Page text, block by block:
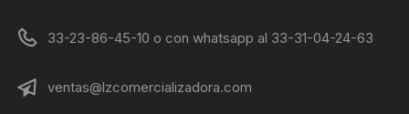
33-23-86-45-10 o con whatsapp al 33-31-04-24-63
ventas@lzcomercializadora.com